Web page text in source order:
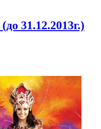
31.12.2013г.)